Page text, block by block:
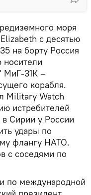
моря
с десятью
на борту Россия
МиГ-31К –
корабля.
Military Watch
истребителей
Сирии у России
удары по
флангу НАТО.
с соседями по
по международной